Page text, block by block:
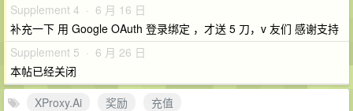
Supplement 4 · 6 月 16 日
补充一下 用 Google OAuth 登录绑定 ，才送 5 刀，v 友们 感谢支持
Supplement 5 · 6 月 26 日
本帖已经关闭
XProxy.Ai
奖励
充值